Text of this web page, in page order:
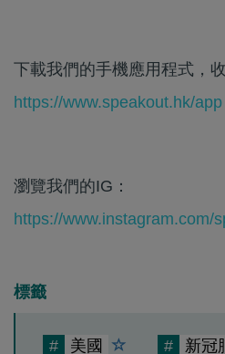
下載我們的手機應用程式，
https://www.speakout.hk/app
瀏覽我們的IG：
https://www.instagram.com/
標籤
# 美國 # 新冠